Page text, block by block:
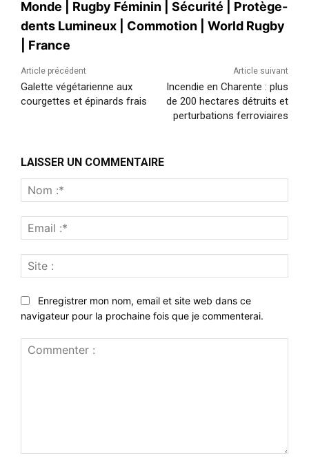
Monde Rugby Féminin Sécurité
Protège-
dents Lumineux
Commotion
World Rugby
France
Article précédent
Galette végétarienne aux
courgettes et épinards frais
Article suivant
Incendie en Charente : plus
de 200 hectares détruits et
perturbations ferroviaires
LAISSER UN COMMENTAIRE
:*
:*
:
Enregistrer mon nom, email et site web dans ce
navigateur pour la prochaine fois que je commenterai.